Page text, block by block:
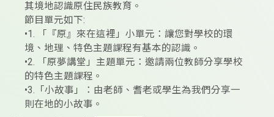
其境地認識原住民族教育。
節目單元如下:
•1. 「『原』來在這裡」小單元：讓您對學校的環
境、地理、特色主題課程有基本的認識。
•2. 「原夢講堂」主題單元：邀請兩位教師分享學校
的特色主題課程。
•3.「小故事」：由老師、耆老或學生為我們分享一
則在地的小故事。